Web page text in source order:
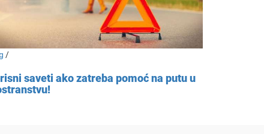
/
saveti ako zatreba pomoć na putu u